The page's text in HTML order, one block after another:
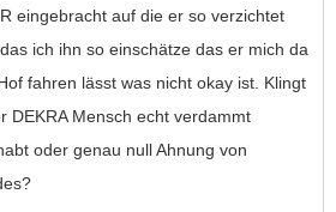
eingebracht auf die er so verzichtet
ich ihn so einschätze das er mich da
fahren lässt was nicht okay ist. Klingt
DEKRA Mensch echt verdammt
oder genau null Ahnung von